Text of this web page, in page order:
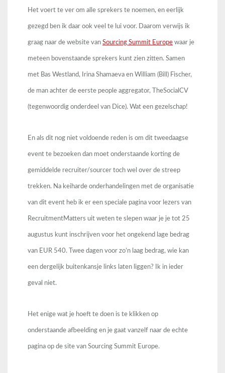
Het voert te ver om alle sprekers te noemen, en eerlijk
gezegd ben ik daar ook veel te lui voor. Daarom verwijs ik
graag naar de website van Sourcing Summit Europe waar je
meteen bovenstaande sprekers kunt zien zitten. Samen
met Bas Westland, Irina Shamaeva en William (Bill) Fischer,
de man achter de eerste people aggregator, TheSocialCV
(tegenwoordig onderdeel van Dice). Wat een gezelschap!
En als dit nog niet voldoende reden is om dit tweedaagse
event te bezoeken dan moet onderstaande korting de
gemiddelde recruiter/sourcer toch wel over de streep
trekken. Na keiharde onderhandelingen met de organisatie
van dit event heb ik er een speciale pagina voor lezers van
RecruitmentMatters uit weten te slepen waar je je tot 25
augustus kunt inschrijven voor het ongekend lage bedrag
van EUR 540. Twee dagen voor zo’n laag bedrag, wie kan
een dergelijk buitenkansje links laten liggen? Ik in ieder
geval niet.
Het enige wat je hoeft te doen is te klikken op
onderstaande afbeelding en je gaat vanzelf naar de echte
pagina op de site van Sourcing Summit Europe.